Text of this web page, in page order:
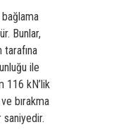
bağlama
Bunlar,
tarafına
ile
116 kN’lik
bırakma